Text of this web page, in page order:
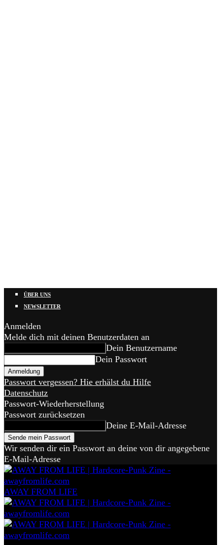
ÜBER UNS
NEWSLETTER
Anmelden
Melde dich mit deinen Benutzerdaten an
Dein Benutzername
Dein Passwort
Passwort vergessen? Hie erhälst du Hilfe
Datenschutz
Passwort-Wiederherstellung
Passwort zurücksetzen
Deine E-Mail-Adresse
Wir senden dir ein Passwort an deine von dir angegebene
E-Mail-Adresse
AWAY FROM LIFE